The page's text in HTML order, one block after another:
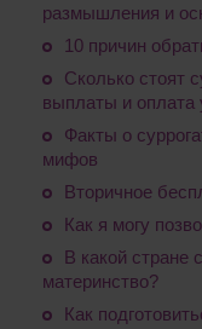
размышления и
10 причин
Сколько стоят
выплаты и оплата
Факты о
мифов
Вторичное
Как я могу
В какой стране
материнство?
Как